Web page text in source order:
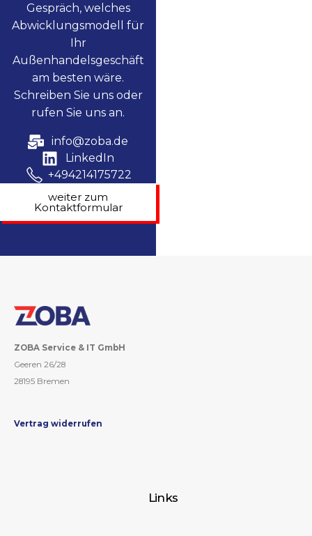
Gespräch, welches
Abwicklungsmodell für
Ihr
Außenhandelsgeschäft
am besten wäre.
Schreiben Sie uns oder
rufen Sie uns an.
info@zoba.de
LinkedIn
+494214175722
weiter zum
Kontaktformular
ZOBA Service & IT GmbH
Geeren 26/28
28195 Bremen
Vertrag widerrufen
Links